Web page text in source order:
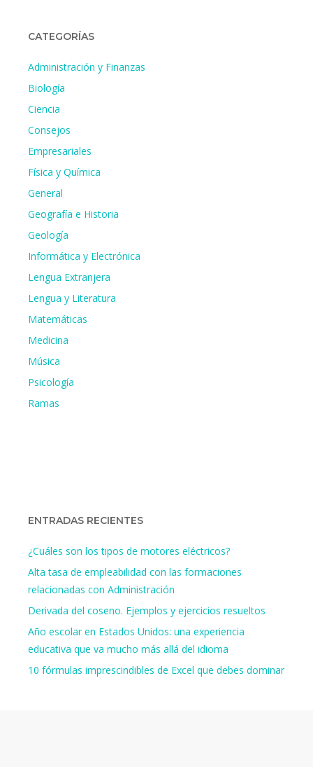
CATEGORÍAS
Administración y Finanzas
Biología
Ciencia
Consejos
Empresariales
Física y Química
General
Geografía e Historia
Geología
Informática y Electrónica
Lengua Extranjera
Lengua y Literatura
Matemáticas
Medicina
Música
Psicología
Ramas
ENTRADAS RECIENTES
¿Cuáles son los tipos de motores eléctricos?
Alta tasa de empleabilidad con las formaciones
relacionadas con Administración
Derivada del coseno. Ejemplos y ejercicios resueltos
Año escolar en Estados Unidos: una experiencia
educativa que va mucho más allá del idioma
10 fórmulas imprescindibles de Excel que debes dominar